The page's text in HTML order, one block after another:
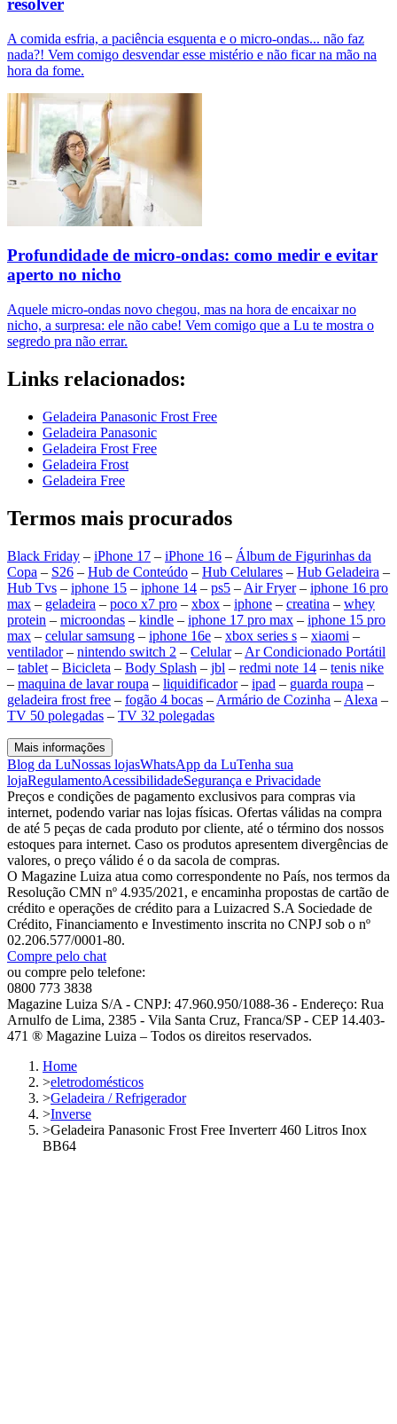
resolver
A comida esfria, a paciência esquenta e o micro-ondas... não faz
nada?! Vem comigo desvendar esse mistério e não ficar na mão na
hora da fome.
Profundidade de micro-ondas: como medir e evitar
aperto no nicho
Aquele micro-ondas novo chegou, mas na hora de encaixar no
nicho, a surpresa: ele não cabe! Vem comigo que a Lu te mostra o
segredo pra não errar.
Links relacionados:
Geladeira Panasonic Frost Free
Geladeira Panasonic
Geladeira Frost Free
Geladeira Frost
Geladeira Free
Termos mais procurados
Black Friday – iPhone 17 – iPhone 16 – Álbum de Figurinhas da
Copa – S26 – Hub de Conteúdo – Hub Celulares – Hub Geladeira –
Hub Tvs – iphone 15 – iphone 14 – ps5 – Air Fryer– iphone 16 pro
max – geladeira – poco x7 pro – xbox – iphone – creatina – whey
protein – microondas – kindle – iphone 17 pro max – iphone 15 pro
max – celular samsung – iphone 16e – xbox series s – xiaomi –
ventilador– nintendo switch 2 – Celular– Ar Condicionado Portátil
– tablet – Bicicleta – Body Splash – jbl – redmi note 14 – tenis nike
– maquina de lavar roupa – liquidificador– ipad – guarda roupa –
geladeira frost free – fogão 4 bocas – Armário de Cozinha – Alexa –
TV 50 polegadas – TV 32 polegadas
Mais informações
Blog da LuNossas lojasWhatsApp da LuTenha sua
lojaRegulamentoAcessibilidadeSegurança e Privacidade
Preços e condições de pagamento exclusivos para compras via
internet, podendo variar nas lojas físicas. Ofertas válidas na compra
de até 5 peças de cada produto por cliente, até o término dos nossos
estoques para internet. Caso os produtos apresentem divergências de
valores, o preço válido é o da sacola de compras.
O Magazine Luiza atua como correspondente no País, nos termos da
Resolução CMN nº 4.935/2021, e encaminha propostas de cartão de
crédito e operações de crédito para a Luizacred S.A Sociedade de
Crédito, Financiamento e Investimento inscrita no CNPJ sob o nº
02.206.577/0001-80.
Compre pelo chat
ou compre pelo telefone:
0800 773 3838
Magazine Luiza S/A - CNPJ: 47.960.950/1088-36 - Endereço: Rua
Arnulfo de Lima, 2385 - Vila Santa Cruz, Franca/SP - CEP 14.403-
471 ® Magazine Luiza – Todos os direitos reservados.
Home
>eletrodomésticos
>Geladeira / Refrigerador
>Inverse
>Geladeira Panasonic Frost Free Inverterr 460 Litros Inox
BB64